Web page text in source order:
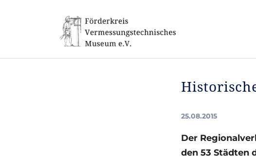
25.08.2015
Der
den 53 Städten